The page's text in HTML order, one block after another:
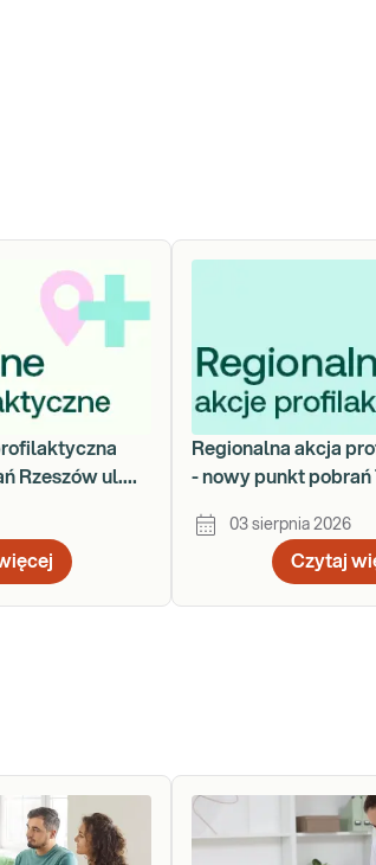
Rzeszów ul.
Regionalna akcja
- nowy punkt
03 sierpnia 2026
Czytaj